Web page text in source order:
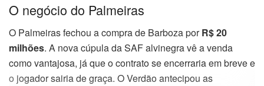
O negócio do Palmeiras
O Palmeiras fechou a compra de Barboza porR$ 20
milhões. A nova cúpula da SAF alvinegra vê a venda
como vantajosa, já que o contrato se encerraria em breve e
o jogador sairia de graça. O Verdão antecipou as